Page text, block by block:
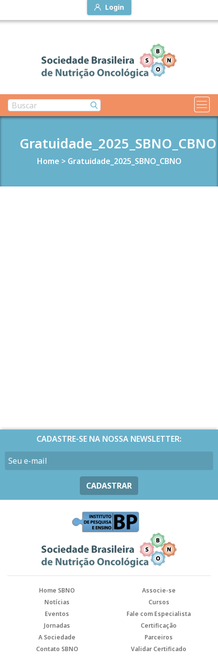
Login
Gratuidade_2025_SBNO_CBNO
Home > Gratuidade_2025_SBNO_CBNO
CADASTRE-SE NA NOSSA NEWSLETTER:
CADASTRAR
Home SBNO
Associe-se
Notícias
Cursos
Eventos
Fale com Especialista
Jornadas
Certificação
A Sociedade
Parceiros
Contato SBNO
Validar Certificado